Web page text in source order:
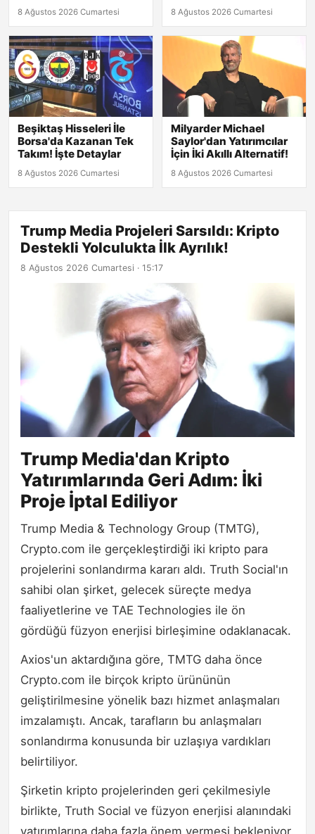
8 Ağustos 2026 Cumartesi 8 Ağustos 2026 Cumartesi
Beşiktaş Hisseleri İle
Borsa'da Kazanan Tek
Takım! İşte Detaylar
8 Ağustos 2026 Cumartesi
Milyarder Michael
Saylor'dan Yatırımcılar
İçin İki Akıllı Alternatif!
8 Ağustos 2026 Cumartesi
Trump Media Projeleri Sarsıldı: Kripto
Destekli Yolculukta İlk Ayrılık!
8 Ağustos 2026 Cumartesi · 15:17
Trump Media'dan Kripto
Yatırımlarında Geri Adım: İki
Proje İptal Ediliyor
Trump Media & Technology Group (TMTG),
Crypto.com ile gerçekleştirdiği iki kripto para
projelerini sonlandırma kararı aldı. Truth Social'ın
sahibi olan şirket, gelecek süreçte medya
faaliyetlerine ve TAE Technologies ile ön
gördüğü füzyon enerjisi birleşimine odaklanacak.
Axios'un aktardığına göre, TMTG daha önce
Crypto.com ile birçok kripto ürününün
geliştirilmesine yönelik bazı hizmet anlaşmaları
imzalamıştı. Ancak, tarafların bu anlaşmaları
sonlandırma konusunda bir uzlaşıya vardıkları
belirtiliyor.
Şirketin kripto projelerinden geri çekilmesiyle
birlikte, Truth Social ve füzyon enerjisi alanındaki